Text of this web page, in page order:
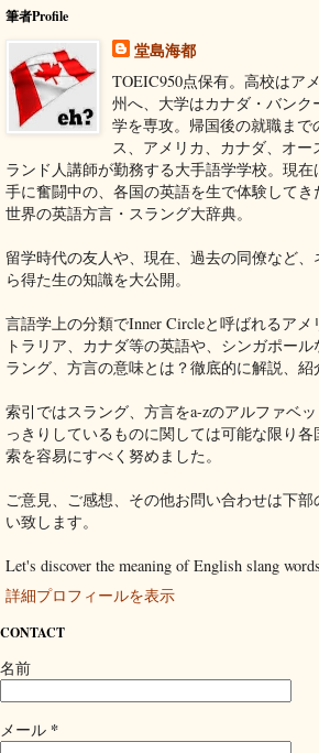
筆者Profile
堂島海都
TOEIC950点保有。高校はア
州へ、大学はカナダ・バン
学を専攻。帰国後の就職まで
ス、アメリカ、カナダ、オ
ランド人講師が勤務する大手語学学校。現
手に奮闘中の、各国の英語を生で体験してき
世界の英語方言・スラング大辞典。
留学時代の友人や、現在、過去の同僚など
ら得た生の知識を大公開。
言語学上の分類でInner Circleと呼ばれるア
トラリア、カナダ等の英語や、シンガポール
ラング、方言の意味とは？徹底的に解説、紹
索引ではスラング、方言をa-zのアルファベ
っきりしているものに関しては可能な限り
索を容易にすべく努めました。
ご意見、ご感想、その他お問い合わせは下
い致します。
Let's discover the meaning of English slang
詳細プロフィールを表示
CONTACT
名前
メール *